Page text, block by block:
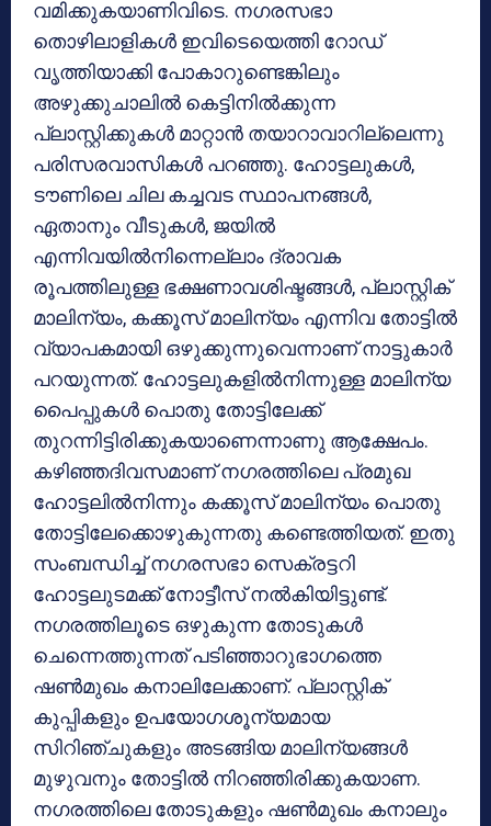
വമിക്കുകയാണിവിടെ. നഗരസഭാ
തൊഴിലാളികള്‍ ഇവിടെയെത്തി റോഡ്
വൃത്തിയാക്കി പോകാറുണ്ടെങ്കിലും
അഴുക്കുചാലില്‍ കെട്ടിനില്‍ക്കുന്ന
പ്ലാസ്റ്റിക്കുകള്‍ മാറ്റാന്‍ തയാറാവാറില്ലെന്നു
പരിസരവാസികള്‍ പറഞ്ഞു. ഹോട്ടലുകള്‍,
ടൗണിലെ ചില കച്ചവട സ്ഥാപനങ്ങള്‍,
ഏതാനും വീടുകള്‍, ജയില്‍
എന്നിവയില്‍നിന്നെല്ലാം ദ്രാവക
രൂപത്തിലുള്ള ഭക്ഷണാവശിഷ്ടങ്ങള്‍, പ്ലാസ്റ്റിക്
മാലിന്യം, കക്കൂസ് മാലിന്യം എന്നിവ തോട്ടില്‍
വ്യാപകമായി ഒഴുക്കുന്നുവെന്നാണ് നാട്ടുകാര്‍
പറയുന്നത്. ഹോട്ടലുകളില്‍നിന്നുള്ള മാലിന്യ
പൈപ്പുകള്‍ പൊതു തോട്ടിലേക്ക്
തുറന്നിട്ടിരിക്കുകയാണെന്നാണു ആക്ഷേപം.
കഴിഞ്ഞദിവസമാണ് നഗരത്തിലെ പ്രമുഖ
ഹോട്ടലില്‍നിന്നും കക്കൂസ് മാലിന്യം പൊതു
തോട്ടിലേക്കൊഴുകുന്നതു കണ്ടെത്തിയത്. ഇതു
സംബന്ധിച്ച് നഗരസഭാ സെക്രട്ടറി
ഹോട്ടലുടമക്ക് നോട്ടീസ് നല്‍കിയിട്ടുണ്ട്.
നഗരത്തിലൂടെ ഒഴുകുന്ന തോടുകള്‍
ചെന്നെത്തുന്നത് പടിഞ്ഞാറുഭാഗത്തെ
ഷണ്‍മുഖം കനാലിലേക്കാണ്. പ്ലാസ്റ്റിക്
കുപ്പികളും ഉപയോഗശൂന്യമായ
സിറിഞ്ചുകളും അടങ്ങിയ മാലിന്യങ്ങള്‍
മുഴുവനും തോട്ടില്‍ നിറഞ്ഞിരിക്കുകയാണ.
നഗരത്തിലെ തോടുകളും ഷണ്‍മുഖം കനാലും